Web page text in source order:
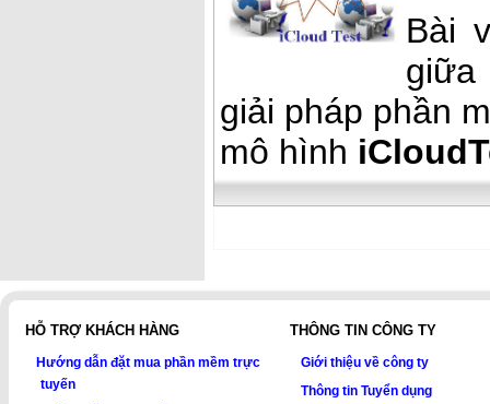
Bài
giữa
giải pháp phần
mô hình
HỖ TRỢ KHÁCH HÀNG
Hướng dẫn đặt mua phần mềm trực
tuyến
THÔNG TIN CÔNG TY
Giới thiệu về công ty
Thông tin Tuyển dụng